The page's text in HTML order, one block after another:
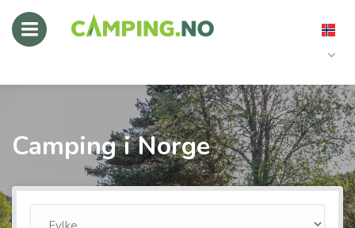
Camping i Norge